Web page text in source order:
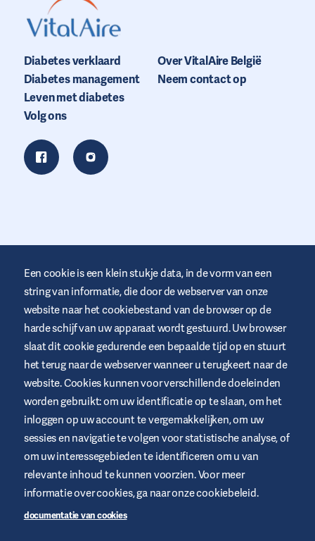
Diabetes verklaard
Diabetes management
Leven met diabetes
Over VitalAire België
Neem contact op
Volg ons
Deze website wordt door Air Liquide Healthcare aangeboden om
mensen met diabetes op te leiden en te ondersteunen. Het is
alleen ter informatie en komt niet in de plaats van medische
aanbevelingen. Vraag altijd advies aan een zorgprofessional.
Website voorwaarden
Privacybeleid
Cookies
Juridische kennisgeving
Sitemap
Beheer Cookies
Een cookie is een klein stukje data, in de vorm van een
string van informatie, die door de webserver van onze
website naar het cookiebestand van de browser op de
harde schijf van uw apparaat wordt gestuurd. Uw browser
slaat dit cookie gedurende een bepaalde tijd op en stuurt
het terug naar de webserver wanneer u terugkeert naar de
website. Cookies kunnen voor verschillende doeleinden
worden gebruikt: om uw identificatie op te slaan, om het
inloggen op uw account te vergemakkelijken, om uw
sessies en navigatie te volgen voor statistische analyse, of
om uw interessegebieden te identificeren om u van
relevante inhoud te kunnen voorzien. Voor meer
informatie over cookies, ga naar onze cookiebeleid.
documentatie van cookies